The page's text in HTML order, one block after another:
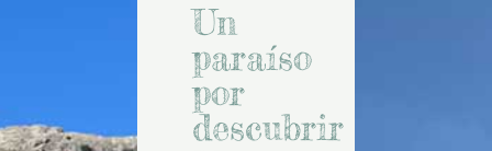
Un
paraíso
por
descubrir